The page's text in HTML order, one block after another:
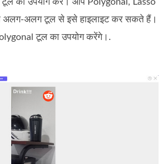
अलग टूल से इसे हाइलाइट कर सकते हैं।
टूल का उपयोग करेंगे।.